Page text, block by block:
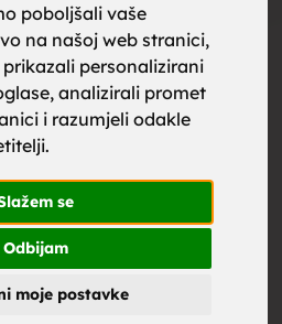
poboljšali vaše
na našoj web stranici,
personalizirani
analizirali promet
i razumjeli odakle
se
Odbijam
moje postavkeza